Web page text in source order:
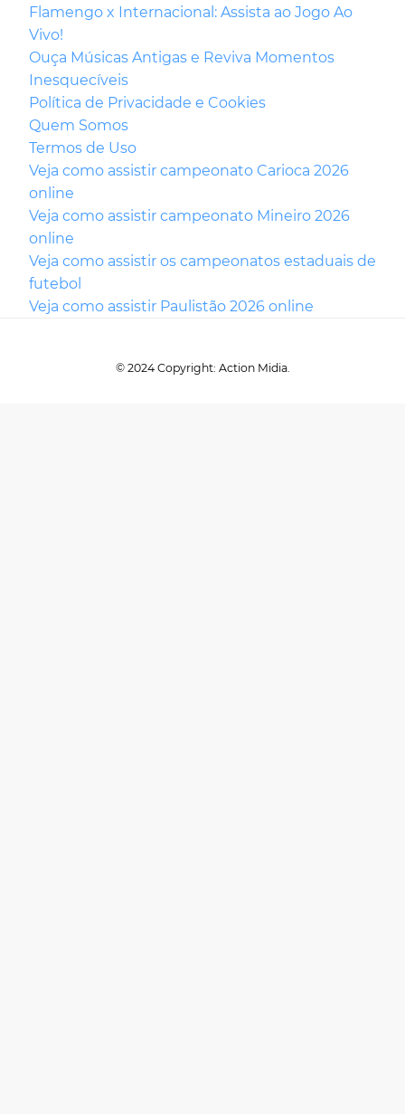
Flamengo x Internacional: Assista ao Jogo Ao
Vivo!
Ouça Músicas Antigas e Reviva Momentos
Inesquecíveis
Política de Privacidade e Cookies
Quem Somos
Termos de Uso
Veja como assistir campeonato Carioca 2026
online
Veja como assistir campeonato Mineiro 2026
online
Veja como assistir os campeonatos estaduais de
futebol
Veja como assistir Paulistão 2026 online
© 2024 Copyright: Action Midia.